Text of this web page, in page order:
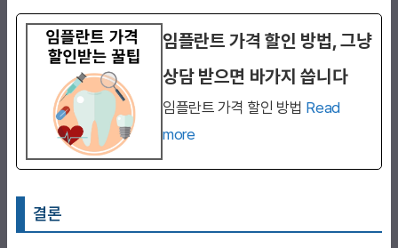
임플란트 가격 할인 방법, 그냥
상담 받으면 바가지 씁니다
임플란트 가격 할인 방법 Read
more
결론